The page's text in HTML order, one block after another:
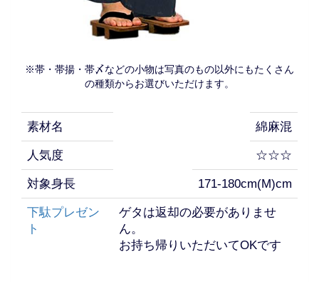
※帯・帯揚・帯〆などの小物は写真のもの以外にもたくさん
の種類からお選びいただけます。
素材名 綿麻混
人気度 ☆☆☆
対象身長 171-180cm(M)cm
下駄プレゼン
ト
ゲタは返却の必要がありませ
ん。
お持ち帰りいただいてOKです